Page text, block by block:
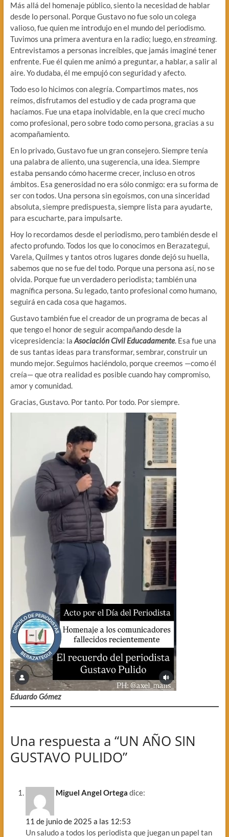
Más allá del homenaje público, siento la necesidad de hablar
desde lo personal. Porque Gustavo no fue solo un colega
valioso, fue quien me introdujo en el mundo del periodismo.
Tuvimos una primera aventura en la radio; luego, enstreaming.
Entrevistamos a personas increíbles, que jamás imaginé tener
enfrente. Fue él quien me animó a preguntar, a hablar, a salir al
aire. Yo dudaba, él me empujó con seguridad y afecto.
Todo eso lo hicimos con alegría. Compartimos mates, nos
reímos, disfrutamos del estudio y de cada programa que
hacíamos. Fue una etapa inolvidable, en la que crecí mucho
como profesional, pero sobre todo como persona, gracias a su
acompañamiento.
En lo privado, Gustavo fue un gran consejero. Siempre tenía
una palabra de aliento, una sugerencia, una idea. Siempre
estaba pensando cómo hacerme crecer, incluso en otros
ámbitos. Esa generosidad no era sólo conmigo: era su forma de
ser con todos. Una persona sin egoísmos, con una sinceridad
absoluta, siempre predispuesta, siempre lista para ayudarte,
para escucharte, para impulsarte.
Hoy lo recordamos desde el periodismo, pero también desde el
afecto profundo. Todos los que lo conocimos en Berazategui,
Varela, Quilmes y tantos otros lugares donde dejó su huella,
sabemos que no se fue del todo. Porque una persona así, no se
olvida. Porque fue un verdadero periodista; también una
magnífica persona. Su legado, tanto profesional como humano,
seguirá en cada cosa que hagamos.
Gustavo también fue el creador de un programa de becas al
que tengo el honor de seguir acompañando desde la
vicepresidencia: la Asociación Civil Educadamente. Esa fue una
de sus tantas ideas para transformar, sembrar, construir un
mundo mejor. Seguimos haciéndolo, porque creemos —como él
creía— que otra realidad es posible cuando hay compromiso,
amor y comunidad.
Gracias, Gustavo. Por tanto. Por todo. Por siempre.
Eduardo Gómez
Una respuesta a “UN AÑO SIN
GUSTAVO PULIDO”
Miguel Angel Ortega dice:
11 de junio de 2025 a las 12:53
Un saludo a todos los periodista que juegan un papel tan